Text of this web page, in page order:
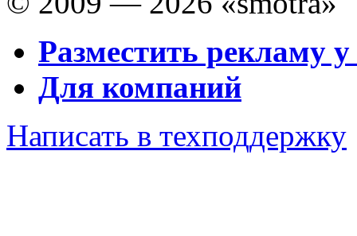
Разместить рекламу у
Для компаний
Написать в техподдержку